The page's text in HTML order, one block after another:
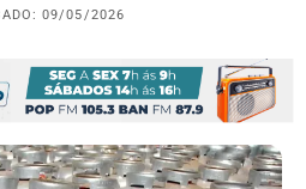
09/05/2026